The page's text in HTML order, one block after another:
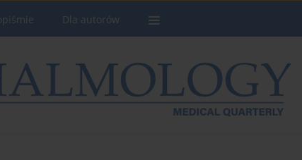
Dla autorów